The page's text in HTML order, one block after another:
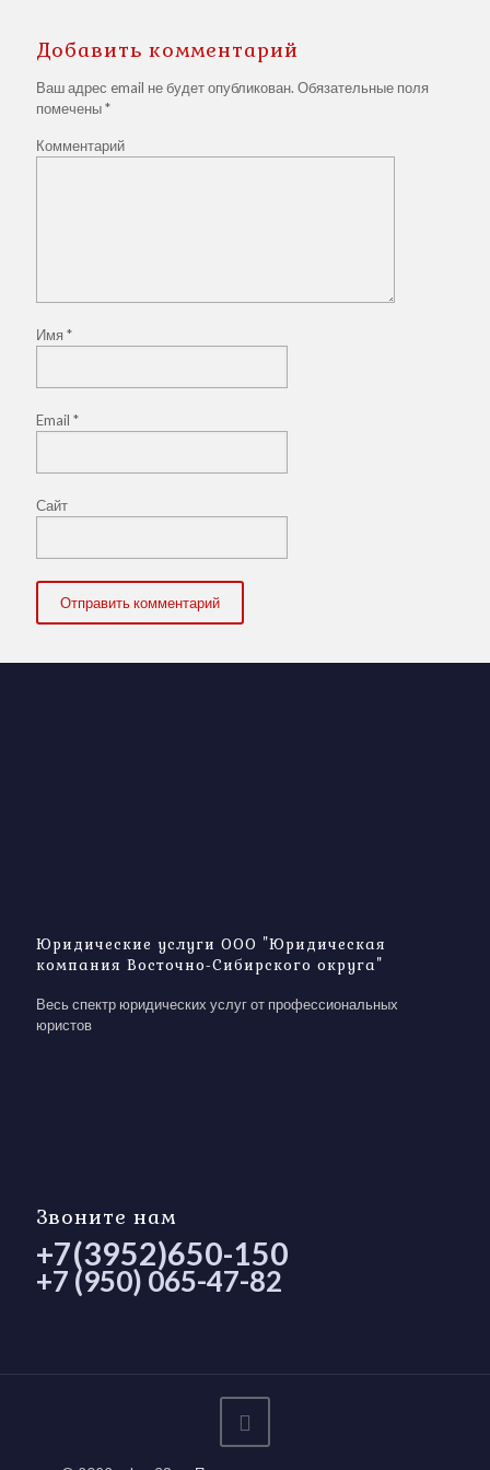
Добавить комментарий
Ваш адрес email не будет опубликован. Обязательные поля
помечены*
Комментарий
Имя *
Email *
Сайт
Юридические услуги ООО "Юридическая
компания Восточно-Сибирского округа"
Весь спектр юридических услуг от профессиональных
юристов
Звоните нам
+7(3952)650-150
+7 (950) 065-47-82